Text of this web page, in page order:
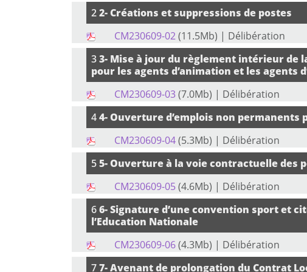
22- Créations et suppressions de postes
CM230609-02(11.5Mb) | Délibération
33- Mise à jour du règlement intérieur de
pour les agents d’animation et les agents
CM230609-03(7.0Mb) | Délibération
44- Ouverture d’emplois non
CM230609-04(5.3Mb) | Délibération
55- Ouverture à la voie contractuelle des
CM230609-05(4.6Mb) | Délibération
66- Signature d’une convention sport et
l’Education Nationale
CM230609-06(4.3Mb) | Délibération
77- Avenant de prolongation du Contrat